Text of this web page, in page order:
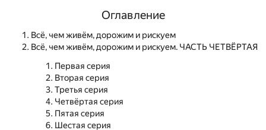
Оглавление
Всё, чем живём, дорожим и рискуем
Всё, чем живём, дорожим и рискуем. ЧАСТЬ ЧЕТВЁРТАЯ
Первая серия
Вторая серия
Третья серия
Четвёртая серия
Пятая серия
Шестая серия